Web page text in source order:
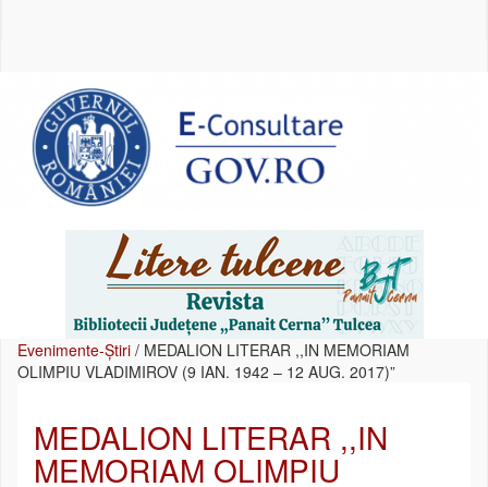
Evenimente-Știri / MEDALION LITERAR ,,IN MEMORIAM
OLIMPIU VLADIMIROV (9 IAN. 1942 – 12 AUG. 2017)”
MEDALION LITERAR ,,IN
MEMORIAM OLIMPIU